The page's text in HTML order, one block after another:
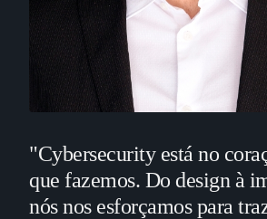
"Cybersecurity está no
que fazemos. Do design à
nós nos esforçamos para